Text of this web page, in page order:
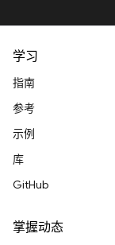
学习
指南
参考
示例
库
GitHub
掌握动态